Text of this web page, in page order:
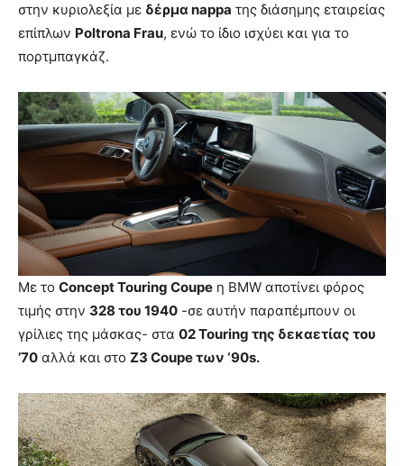
στην κυριολεξία με δέρμα nappa της διάσημης εταιρείας
επίπλων Poltrona Frau, ενώ το ίδιο ισχύει και για το
πορτμπαγκάζ.
Με το Concept Touring Coupe η ΒΜW αποτίνει φόρος
τιμής στην 328 του 1940 -σε αυτήν παραπέμπουν οι
γρίλιες της μάσκας- στα 02 Touring της δεκαετίας του
’70 αλλά και στο Ζ3 Coupe των ‘90s.